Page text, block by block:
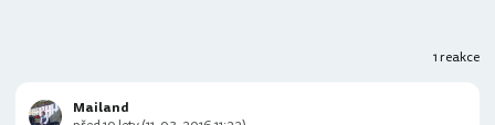
1 reakce
Mailand